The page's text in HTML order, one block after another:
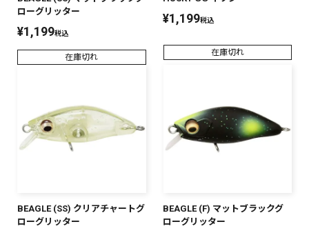
ローグリッター
¥1,199税込
在庫切れ
¥1,199税込
在庫切れ
BEAGLE (SS) クリアチャートグ
ローグリッター
BEAGLE (F) マットブラックグ
ローグリッター